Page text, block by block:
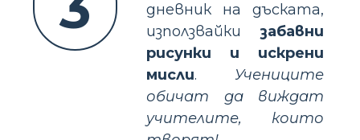
дневник на дъската,
използвайки забавни
рисунки и искрени
мисли. Учениците
обичат да виждат
учителите, които